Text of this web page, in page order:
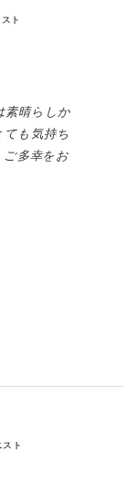
ト
素晴らしか
ても気持ち
ご多幸をお
ト